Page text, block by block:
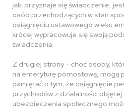
jaki przyznaje się świadczenie,
osób przechodzących w stan
osiągnięciu ustawowego wieku
krócej wypracowuje się swoją
świadczenia.
Z drugiej strony – choć osoby,
na emeryturę pomostową, mogą
pamiętać o tym, że osiągnięcie
przychodów z działalności
ubezpieczenia społecznego